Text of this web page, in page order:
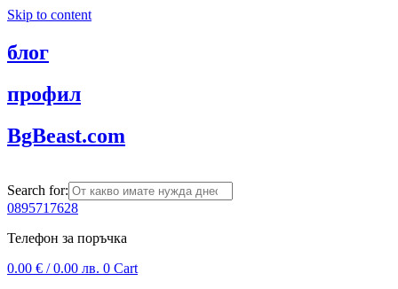
Skip to content
блог
профил
BgBeast.com
Search for:
0895717628
Телефон за поръчка
0.00 € / 0.00 лв. 0 Cart